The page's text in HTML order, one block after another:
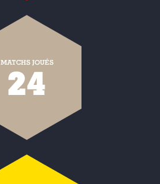
MATCHS JOUÉS
24